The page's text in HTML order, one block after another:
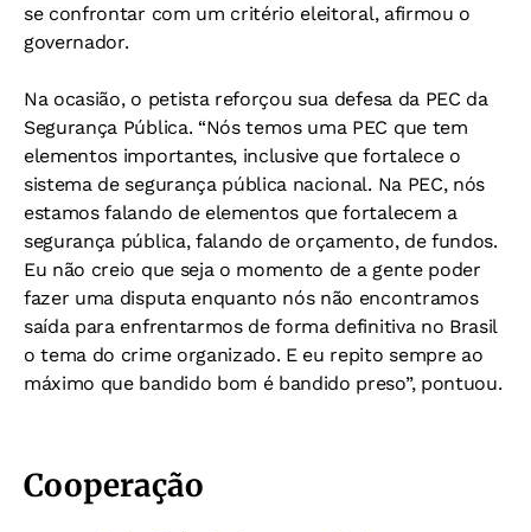
se confrontar com um critério eleitoral, afirmou o
governador.
Na ocasião, o petista reforçou sua defesa da PEC da
Segurança Pública. “Nós temos uma PEC que tem
elementos importantes, inclusive que fortalece o
sistema de segurança pública nacional. Na PEC, nós
estamos falando de elementos que fortalecem a
segurança pública, falando de orçamento, de fundos.
Eu não creio que seja o momento de a gente poder
fazer uma disputa enquanto nós não encontramos
saída para enfrentarmos de forma definitiva no Brasil
o tema do crime organizado. E eu repito sempre ao
máximo que bandido bom é bandido preso”, pontuou.
Cooperação